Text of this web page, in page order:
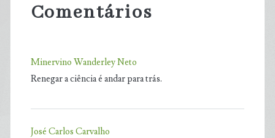
Comentários
Minervino Wanderley Neto
Renegar a ciência é andar para trás.
José Carlos Carvalho